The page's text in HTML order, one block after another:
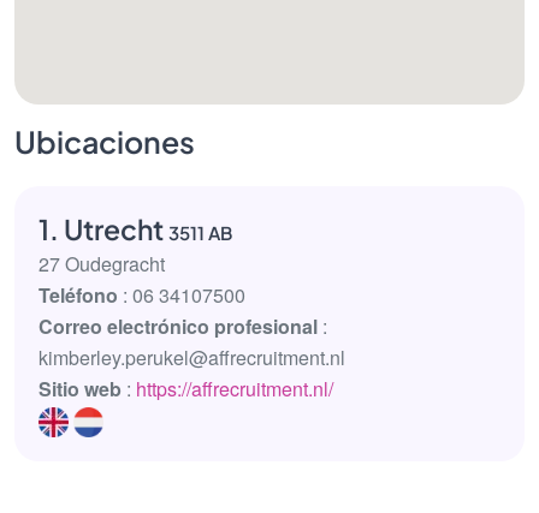
Ubicaciones
1. Utrecht 3511 AB
27 Oudegracht
Teléfono : 06 34107500
Correo electrónico profesional :
kimberley.perukel@affrecruitment.nl
Sitio web : https://affrecruitment.nl/